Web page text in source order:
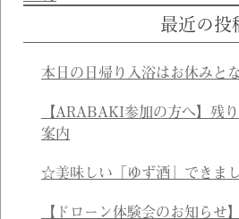
最近の投
本日の日帰り入浴はお休みとな
【ARABAKI参加の方へ】残
案内
☆美味しい「ゆず酒」できま
【ドローン体験会のお知らせ】